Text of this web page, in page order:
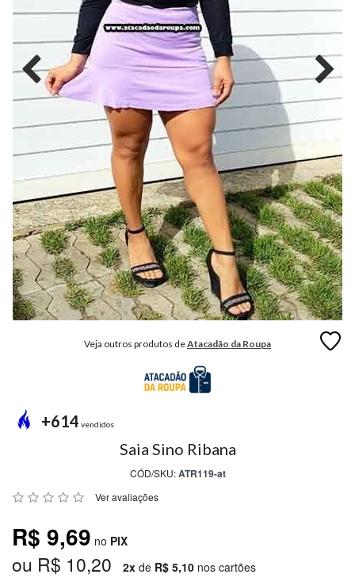
MODA
MODA
GRIFE
INFANTIL
MODA
INTIMA
MODA
INVERNO
MODA
MASCULINA
MODA
PLUS
PREÇO
ÚNICO
PROMOÇÕES
MARCAS
Veja outros produtos deAtacadão da Roupa
+614 vendidos
Saia Sino Ribana
CÓD/SKU:ATR119-at
Ver avaliações
R$ 9,69 no PIX
ou R$ 10,20 2x de R$ 5,10 nos cartões